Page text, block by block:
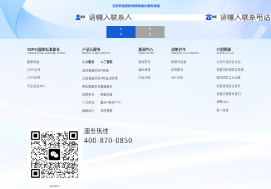
姓名 电话
申
请
CSPS/国家标准体系
CSPS/NATIONAL STANDARD SYSTEM
国家标准
CSPS认证
CSPS体系
行业会议AIEC
产品与服务
PRODUCTS AND SERVICES
人力服务
游戏客服外包
在线客服外包
呼叫客服外包
招聘外包
人力外包
数据标注
人工智能
AI客服
AI客服训练场
客服魔方
蚂蚁绩效
魔方AI质检VOC
来呗智聘
新闻中心
NEWS CENTER
新闻资讯
媒体报道
行业动态
战略合作
STRATEGIC COOPERATION
跨境代运营
出海服务
AIEC论坛
介绍网萌
INTRODUCE US
公司介绍
高管团队
顾问团队
荣誉资质
发展历程
视频中心
萌人萌事
企业文化
网萌吉祥物
合伙加盟
校企合作
联系我们
商务联系
服务热线
400-870-0850